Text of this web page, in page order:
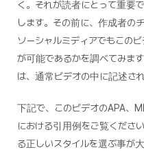
く。それが読者にとって重要
します。その前に、作成者の
ソーシャルミディアでもこの
が可能であるかを調べてみま
は、通常ビデオの中に記述され
下記で、このビデオのAPA、
における引用例をご覧くださ
る正しいスタイルを選ぶ事が大